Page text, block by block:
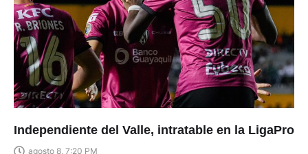
Independiente del Valle, intratable en la LigaPro
agosto 8, 7:20 PM